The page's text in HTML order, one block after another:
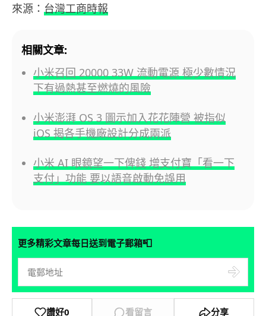
來源： 台灣工商時報
相關文章:
小米召回 20000 33W 流動電源 極少數情況
下有過熱甚至燃燒的風險
小米澎湃 OS 3 圖示加入花花陣營 被指似
iOS 揭各手機廠設計分成兩派
小米 AI 眼鏡望一下俾錢 增支付寶「看一下
支付」功能 要以語音啟動免誤用
更多精彩文章每日送到電子郵箱📮
讚好0 看留言 分享